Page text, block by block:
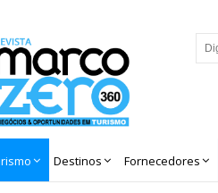
Destinos Fornecedores